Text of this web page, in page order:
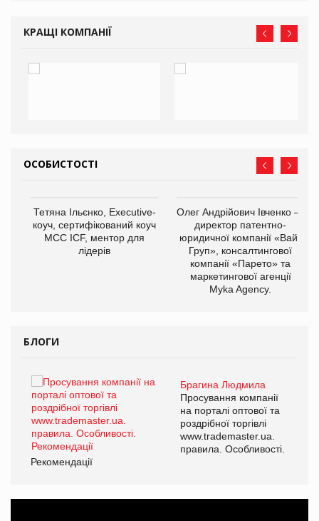
КРАЩІ КОМПАНІЇ
ОСОБИСТОСТІ
Тетяна Ільєнко, Executive-
коуч, сертифікований коуч
МСС ICF, ментор для
лідерів
Олег Андрійович Івченко —
директор патентно-
юридичної компанії «Вайз
Груп», консалтингової
компанії «Парето» та
маркетингової агенції
Myka Agency.
БЛОГИ
Брагина Людмила
Просування компанії
на порталі оптової та
роздрібної торгівлі
www.trademaster.ua.
правила. Особливості.
Рекомендації